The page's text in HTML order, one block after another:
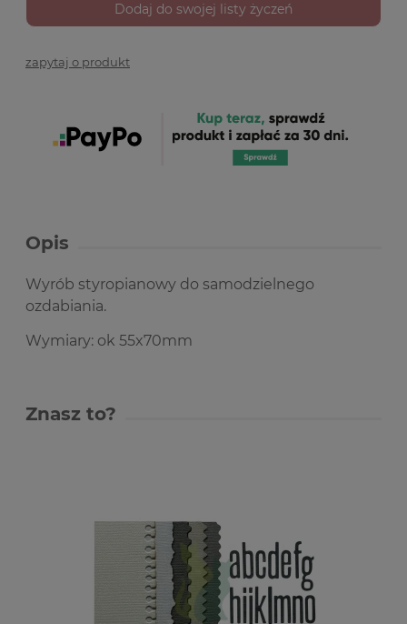
Dodaj do swojej listy życzeń
zapytaj o produkt
Opis
Wyrób styropianowy do samodzielnego
ozdabiania.
Wymiary: ok 55x70mm
Znasz to?